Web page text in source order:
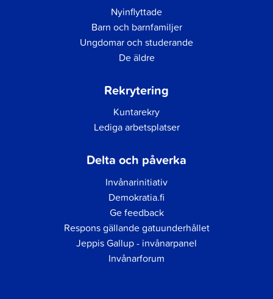
Nyinflyttade
Barn och barnfamiljer
Ungdomar och studerande
De äldre
Rekrytering
Kuntarekry
Lediga arbetsplatser
Delta och påverka
Invånarinitiativ
Demokratia.fi
Ge feedback
Respons gällande gatuunderhållet
Jeppis Gallup - invånarpanel
Invånarforum